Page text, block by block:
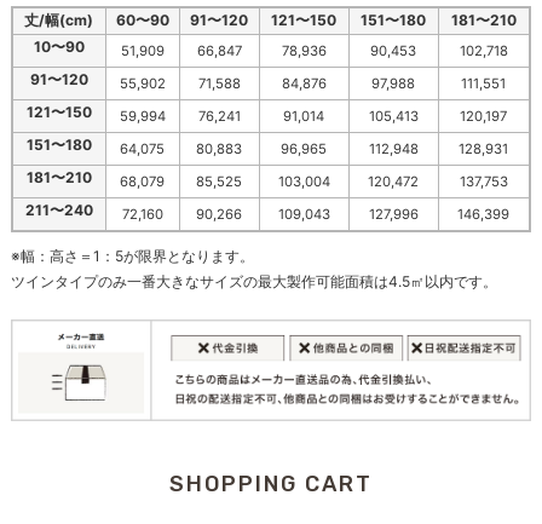
丈/幅(cm)
60〜90 91〜120 121〜150 151〜180
181〜210
10〜90
51,909 66,847 78,936 90,453 102,718
91〜120 55,902 71,588 84,876 97,988 111,551
121〜150 59,994 76,241 91,014 105,413 120,197
151〜180 64,075 80,883 96,965 112,948 128,931
181〜210 68,079 85,525 103,004 120,472 137,753
211〜240 72,160 90,266 109,043 127,996 146,399
※幅：高さ＝1：5が限界となります。
ツインタイプのみ一番大きなサイズの最大製作可能面積は4.5㎡以内です。
SHOPPING CART